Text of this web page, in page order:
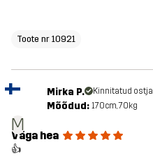
Toote nr 10921
M
Mirka P. Kinnitatud ostja
Mõõdud: 170cm, 70kg
Väga hea
👍